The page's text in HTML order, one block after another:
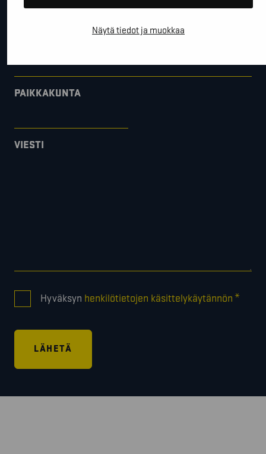
Näytä tiedot ja muokkaa
PAIKKAKUNTA
VIESTI
Hyväksyn henkilötietojen käsittelykäytännön *